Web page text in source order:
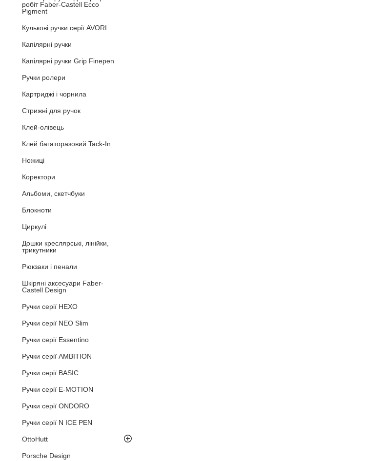
робіт Faber-Castell Ecco
Pigment
Кулькові ручки серії AVORI
Капілярні ручки
Капілярні ручки Grip Finepen
Ручки ролери
Картриджі і чорнила
Стрижні для ручок
Клей-олівець
Клей багаторазовий Tack-In
Ножиці
Коректори
Альбоми, скетчбуки
Блокноти
Циркулі
Дошки креслярські, лінійки,
трикутники
Рюкзаки і пенали
Шкіряні аксесуари Faber-
Castell Design
Ручки серії HEXO
Ручки серії NEO Slim
Ручки серії Essentino
Ручки серії AMBITION
Ручки серії BASIC
Ручки серії E-MOTION
Ручки серії ONDORO
Ручки серії N ICE PEN
OttoHutt
Porsche Design